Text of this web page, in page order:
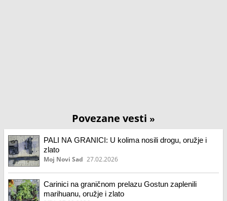
Povezane vesti »
PALI NA GRANICI: U kolima nosili drogu, oružje i
zlato
Moj Novi Sad 27.02.2026
Carinici na graničnom prelazu Gostun zaplenili
marihuanu, oružje i zlato